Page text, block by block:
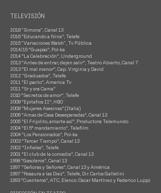
TELEVISIÓN
2018 "Simona", Canal 13
2016 “Educando a Nina”, Telefe
2015 "Variaciones Walsh", Tv Pública
2014/15 “Guapas”, Pol-ka
2014 “La Celebración”, Underground
2013 “Antes de entrar, dejen salir”, Teatro Abierto, Canal 7
2013 “El mal menor”, Cap. Virginia y David
2012 "Graduados”, Telefe
2011 “El pacto”, America Tv
2011 “Sr y sra Cama”
2010 “Secretos de amor”, Telefe
2008 “Epitafios II”, HBO
2008 “Mujeres Asesinas” (Italia)
2006 “Amas de Casa Desesperadas”, Canal 13
2005 “El Frijolito, amarte así”, Productora Telemundo
2004 “El 5° mandamiento”, Telefilm
2004 “Los Pensionados”, Pol-ka
2003 “Tercer Tiempo”, Canal 13
2002 “Infieles”, Telefe
2001 “El club de la comedia”, Canal 13
1998 “Gasoleros”, Canal 13
1997 “Señoras y Señores”, Canal 13 y América
1997 “Rosaura a las Diez”, Telefe, Dir. Carlos Galletini
1993 “Cuenteros”, ATC, Elenco: Oscar Martínez y Federico Luppi